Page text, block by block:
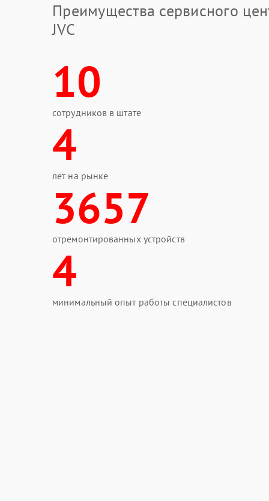
Преимущества сервисного
JVC
10
сотрудников в штате
4
лет на рынке
3657
отремонтированных устройств
4
минимальный опыт работы специалистов